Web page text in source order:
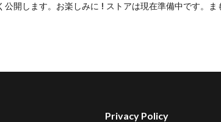
公開します。お楽しみに ! ストアは現在準備中です。ま
Privacy Policy